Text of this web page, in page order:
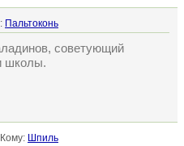
Пальтоконь
советующий
школы.
Шпиль